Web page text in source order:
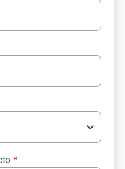
reciente en tu correo
*